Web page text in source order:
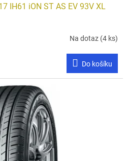
IH61 iON ST AS EV 93V XL
Na dotaz (4 ks)
Do košíku